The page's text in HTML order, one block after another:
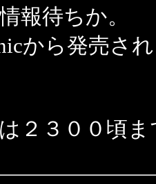
報待ちか。
から発売さ
２３００頃ま